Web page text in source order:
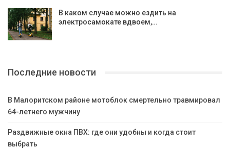
В каком случае можно ездить на
электросамокате вдвоем,…
Последние новости
В Малоритском районе мотоблок смертельно травмировал
64-летнего мужчину
Раздвижные окна ПВХ: где они удобны и когда стоит
выбрать